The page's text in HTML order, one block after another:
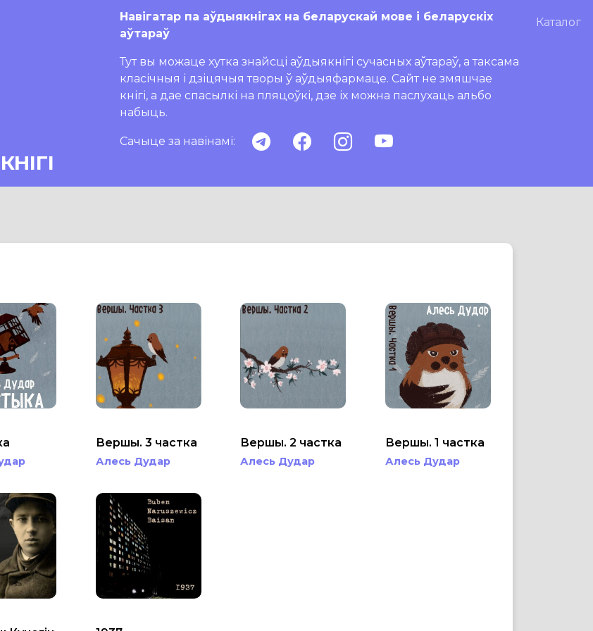
Навігатар па аўдыякнігах на беларускай мове і беларускіх
аўтараў
Тут вы можаце хутка знайсці аўдыякнігі сучасных аўтараў, а таксама
класічныя і дзіцячыя творы ў аўдыяфармаце. Сайт не змяшчае
кнігі, а дае спасылкі на пляцоўкі, дзе іх можна паслухаць альбо
набыць.
Сачыце за навінамі:
Каталог
Вершы. 3 частка
Алесь Дудар
Вершы. 2 частка
Алесь Дудар
Вершы. 1 частка
Алесь Дудар